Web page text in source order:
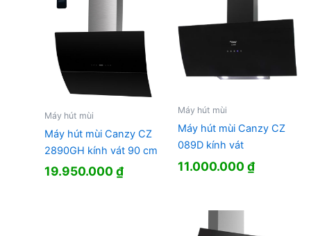
Máy hút mùi
Máy hút mùi Canzy CZ
2890GH kính vát 90 cm
19.950.000₫
Máy hút mùi
Máy hút mùi Canzy CZ
089D kính vát
11.000.000₫